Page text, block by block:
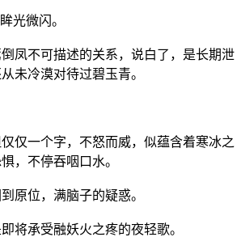
光微闪。
凤不可描述的关系，说白了，是长期泄
未冷漠对待过碧玉青。
仅一个字，不怒而威，似蕴含着寒冰之
，不停吞咽口水。
原位，满脑子的疑惑。
将承受融妖火之疼的夜轻歌。